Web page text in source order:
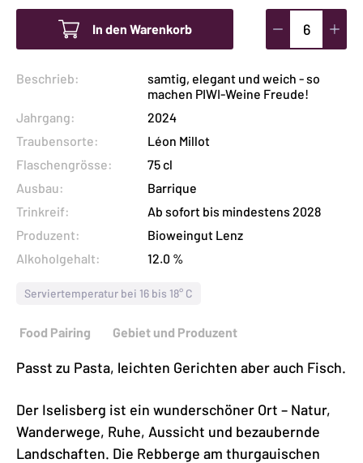
Menge
In den Warenkorb
Beschrieb:
samtig, elegant und weich - so
machen PIWI-Weine Freude!
Jahrgang:
2024
Traubensorte:
Léon Millot
Flaschengrösse:
75 cl
Ausbau:
Barrique
Trinkreif:
Ab sofort bis mindestens 2028
Produzent:
Bioweingut Lenz
Alkoholgehalt:
12.0 %
Serviertemperatur bei 16 bis 18° C
Food Pairing Gebiet und Produzent
Passt zu Pasta, leichten Gerichten aber auch Fisch.
Der Iselisberg ist ein wunderschöner Ort – Natur,
Wanderwege, Ruhe, Aussicht und bezaubernde
Landschaften. Die Rebberge am thurgauischen